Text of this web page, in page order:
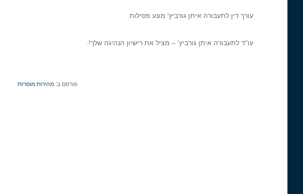
עורך דין לתעבורה איתן גורביץ' מונע פסילות
עו"ד לתעבורה איתן גורביץ' – מציל את רישיון הנהיגה שלך!.
פורסם ב:מהירות מופרזת